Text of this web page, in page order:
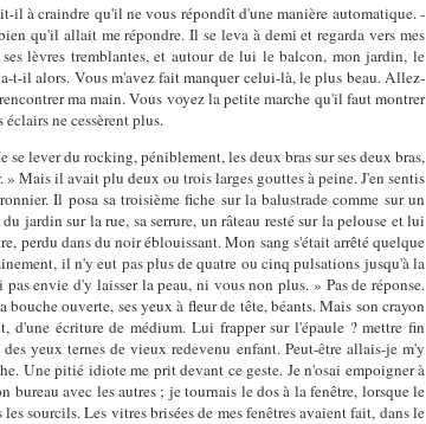
il à craindre qu'il ne vous répondît d'une manière automatique. -
qu'il allait me répondre. Il se leva à demi et regarda vers mes
lèvres tremblantes, et autour de lui le balcon, mon jardin, le
t-il alors. Vous m'avez fait manquer celui-là, le plus beau. Allez-
ma main. Vous voyez la petite marche qu'il faut montrer
ne cessèrent plus.
lever du rocking, péniblement, les deux bras sur ses deux bras,
Mais il avait plu deux ou trois larges gouttes à peine. J'en sentis
Il posa sa troisième fiche sur la balustrade comme sur un
jardin sur la rue, sa serrure, un râteau resté sur la pelouse et lui
perdu dans du noir éblouissant. Mon sang s'était arrêté quelque
il n'y eut pas plus de quatre ou cinq pulsations jusqu'à la
envie d'y laisser la peau, ni vous non plus. » Pas de réponse.
ouverte, ses yeux à fleur de tête, béants. Mais son crayon
d'une écriture de médium. Lui frapper sur l'épaule ? mettre fin
yeux ternes de vieux redevenu enfant. Peut-être allais-je m'y
Une pitié idiote me prit devant ce geste. Je n'osai empoigner à
bureau avec les autres ; je tournais le dos à la fenêtre, lorsque le
sourcils. Les vitres brisées de mes fenêtres avaient fait, dans le